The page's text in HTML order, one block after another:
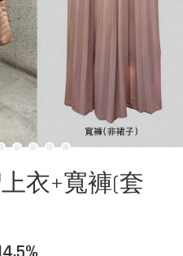
衣+寬褲(套